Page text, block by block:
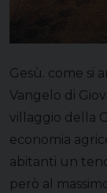
Gesù. come si
Vangelo di
villaggio della
economia
abitanti un
però al